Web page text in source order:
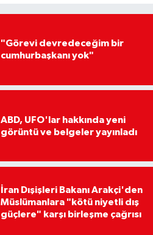
"Görevi devredeceğim bir
cumhurbaşkanı yok"
ABD, UFO'lar hakkında yeni
görüntü ve belgeler yayınladı
İran Dışişleri Bakanı Arakçi'den
Müslümanlara "kötü niyetli dış
güçlere" karşı birleşme çağrısı